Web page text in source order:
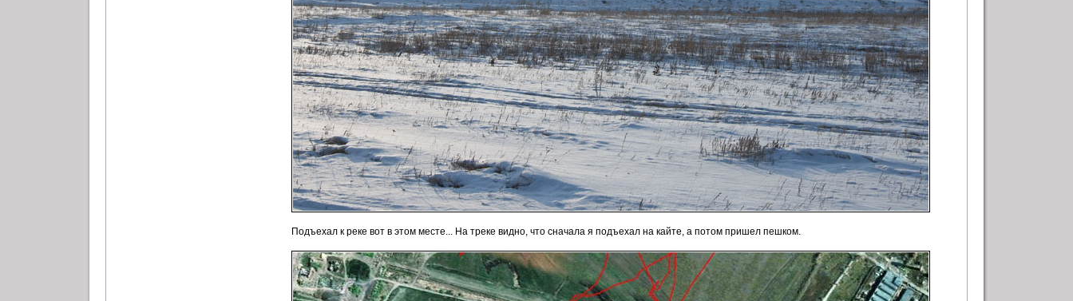
Подъехал к реке вот в этом месте... На треке видно, что сначала я подъехал на кайте, а потом пришел пешком.